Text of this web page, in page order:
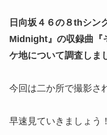
日向坂４６の８thシン
Midnight』の収録曲『
ケ地について調査しま
今回は二か所で撮影さ
早速見ていきましょう！